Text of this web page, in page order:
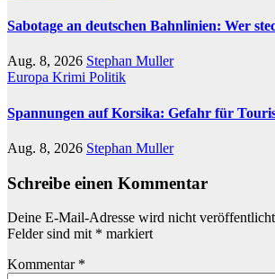
Sabotage an deutschen Bahnlinien: Wer
Aug. 8, 2026 Stephan Muller
Europa Krimi Politik
Spannungen auf Korsika: Gefahr für
Aug. 8, 2026 Stephan Muller
Schreibe einen Kommentar
Deine E-Mail-Adresse wird nicht
Felder sind mit * markiert
Kommentar *